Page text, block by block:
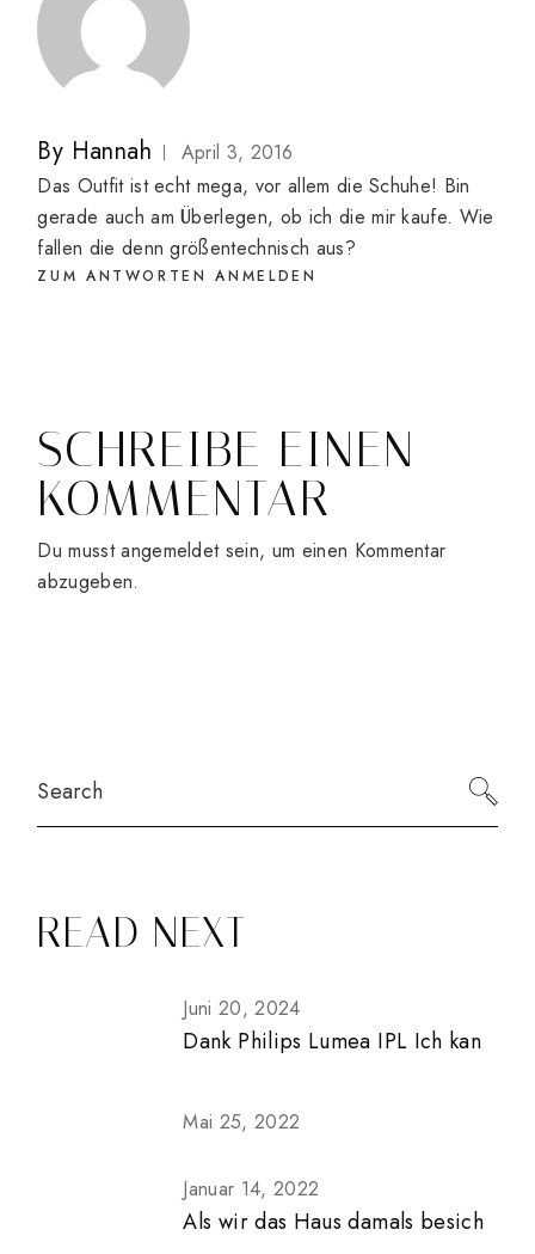
By Hannah
April 3, 2016
Das Outfit ist echt mega, vor allem die Schuhe! Bin
gerade auch am Überlegen, ob ich die mir kaufe. Wie
fallen die denn größentechnisch aus?
ZUM ANTWORTEN ANMELDEN
SCHREIBE EINEN
KOMMENTAR
Du musstangemeldetsein, um einen Kommentar
abzugeben.
READ NEXT
Juni 20, 2024
Dank Philips Lumea IPL Ich kan
Mai 25, 2022
Januar 14, 2022
Als wir das Haus damals besich